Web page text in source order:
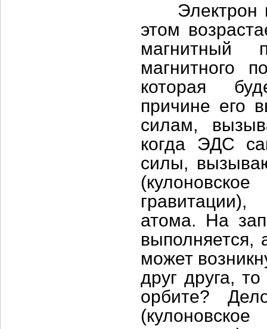
Электрон в
этом
магнитный
магнитного
которая
причине его
силам,
когда ЭДС
силы,
атома. На
выполняется,
может
друг друга,
орбите?